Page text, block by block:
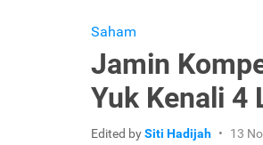
Saham
Jamin
Yuk Kenali 4
Edited bySiti Hadijah 13